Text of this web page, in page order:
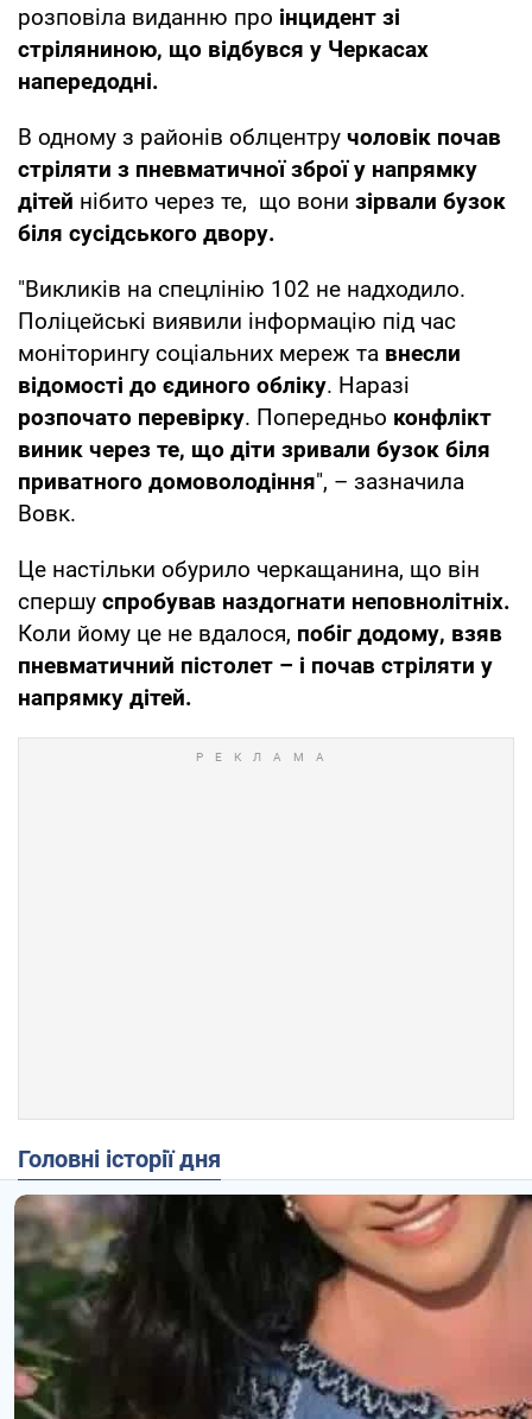
розповіла виданню про інцидент зі
стріляниною, що відбувся у Черкасах
напередодні.
В одному з районів облцентру чоловік почав
стріляти з пневматичної зброї у напрямку
дітей нібито через те, що вони зірвали бузок
біля сусідського двору.
"Викликів на спецлінію 102 не надходило.
Поліцейські виявили інформацію під час
моніторингу соціальних мереж та внесли
відомості до єдиного обліку. Наразі
розпочато перевірку. Попередньо конфлікт
виник через те, що діти зривали бузок біля
приватного домоволодіння", – зазначила
Вовк.
Це настільки обурило черкащанина, що він
спершу спробував наздогнати неповнолітніх.
Коли йому це не вдалося, побіг додому, взяв
пневматичний пістолет – і почав стріляти у
напрямку дітей.
Головні історії дня